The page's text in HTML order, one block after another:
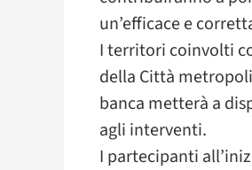
un’efficace e
I territori coinvolti
della Città
banca metterà a
agli interventi.
I partecipanti